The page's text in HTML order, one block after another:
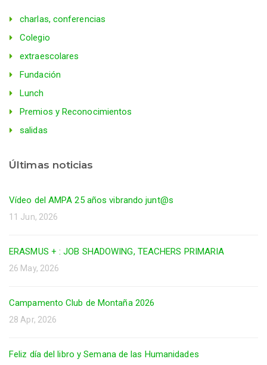
charlas, conferencias
Colegio
extraescolares
Fundación
Lunch
Premios y Reconocimientos
salidas
Últimas noticias
Vídeo del AMPA 25 años vibrando junt@s
11 Jun, 2026
ERASMUS + : JOB SHADOWING, TEACHERS PRIMARIA
26 May, 2026
Campamento Club de Montaña 2026
28 Apr, 2026
Feliz día del libro y Semana de las Humanidades